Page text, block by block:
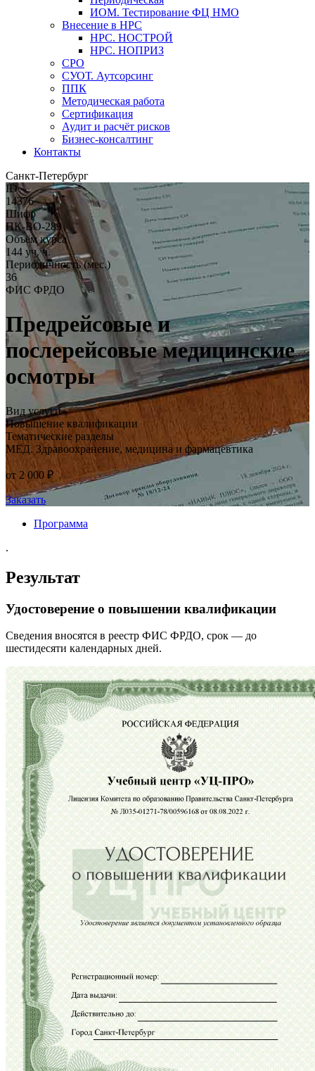
ИОМ. Тестирование ФЦ НМО
Внесение в НРС
НРС. НОСТРОЙ
НРС. НОПРИЗ
СРО
СУОТ. Аутсорсинг
ППК
Методическая работа
Сертификация
Аудит и расчёт рисков
Бизнес-консалтинг
Контакты
Санкт-Петербург
ID
14376
Шифр
ПК-ВО-289
Объём курса
144 уч. ч.
Периодичность (мес.)
36
ФИС ФРДО
Предрейсовые и
послерейсовые медицинские
осмотры
Вид услуги
Повышение квалификации
Тематические разделы
МЕД. Здравоохранение, медицина и фармацевтика
от 2 000 ₽
Заказать
Программа
.
Результат
Удостоверение о повышении квалификации
Сведения вносятся в реестр ФИС ФРДО, срок — до
шестидесяти календарных дней.